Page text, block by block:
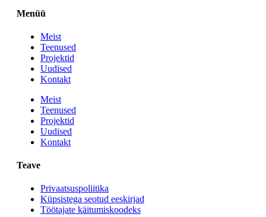
Menüü
Meist
Teenused
Projektid
Uudised
Kontakt
Meist
Teenused
Projektid
Uudised
Kontakt
Teave
Privaatsuspoliitika
Küpsistega seotud eeskirjad
Töötajate käitumiskoodeks